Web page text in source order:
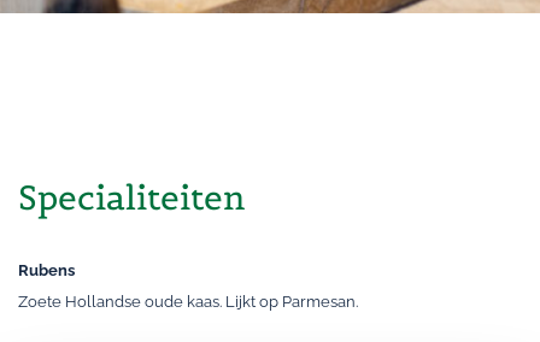
Specialiteiten
Rubens
Zoete Hollandse oude kaas. Lijkt op Parmesan.